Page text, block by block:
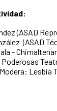
(ASAD
(ASAD
-
Lesbia